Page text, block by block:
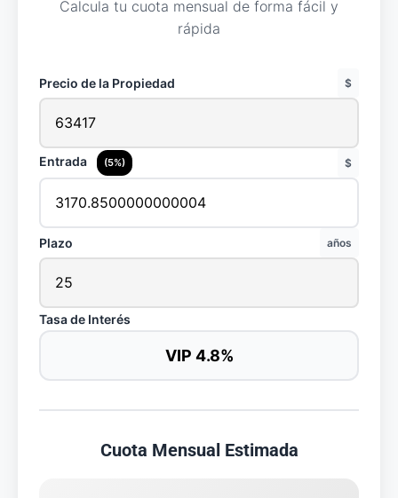
Calcula tu cuota mensual de forma fácil y
rápida
Precio de la Propiedad $
Entrada (5%) $
Plazo años
Tasa de Interés
VIP 4.8%
Cuota Mensual Estimada